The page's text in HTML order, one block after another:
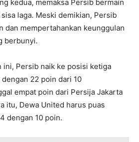
kedua, memaksa Persib bermain
laga. Meski demikian, Persib
dan mempertahankan keunggulan
berbunyi.
ini, Persib naik ke posisi ketiga
22 poin dari 10
empat poin dari Persija Jakarta
itu, Dewa United harus puas
dengan 10 poin.